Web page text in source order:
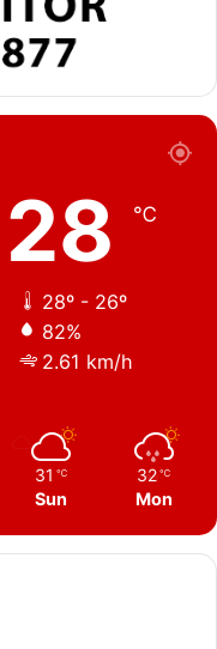
28 ℃
28º - 26º
82%
2.61 km/h
31 ℃
Sun
32 ℃
Mon